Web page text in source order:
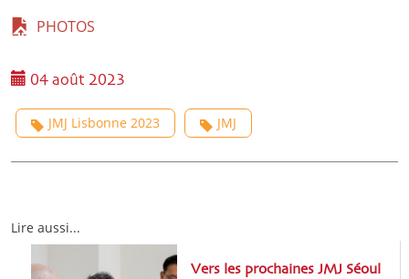
PHOTOS
04 août 2023
JMJ Lisbonne 2023 JMJ
Lire aussi...
Vers les prochaines JMJ Séoul